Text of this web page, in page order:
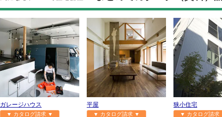
ガレージハウス
▼ カタログ請求 ▼
平屋
▼ カタログ請求 ▼
狭小住宅
▼ カタログ請